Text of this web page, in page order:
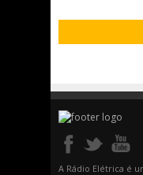
A Rádio Elétrica é